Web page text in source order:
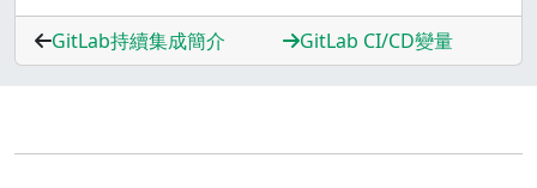
GitLab持續集成簡介 GitLab CI/CD變量